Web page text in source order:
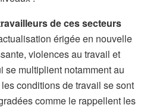
de ces secteurs
érigée en nouvelle
violences au travail et
se multiplient notamment au
conditions de travail se sont
comme le rappellent les